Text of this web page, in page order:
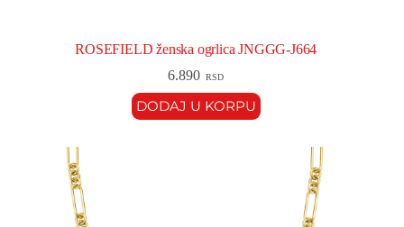
ROSEFIELD ženska ogrlica JNGGG-J664
6.890 RSD
DODAJ U KORPU